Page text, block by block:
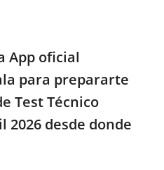
App oficial
para prepararte
Test Técnico
2026 desde donde